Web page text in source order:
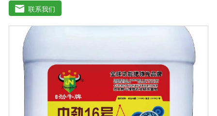
放大量养分，增强土壤肥力，能激活土壤养分，使土壤中
氮磷钾、中微量元素利用率达到大化，土壤肥力大幅度提
高。【中劲6号微生物菌剂产品功能】 以菌克菌，有益菌
群有效的抑制病原菌的生长，有效缓解根腐、黄化、枯
萎、烂根、根肿、早衰等现象，防止其它土传病害及重茬
的发生。 1、改善土壤养分微生物菌剂能够增强土壤团粒
结构，疏松土壤，提高土壤通透性和保水保肥能力，增加
土壤有机质，调节土壤PH值，活化土壤中的潜在养分，改
善土壤中养分的供应情况，有效解决因连工连作，重茬等
原因造成的减产问题。针对长期使用鸡粪造成的有机酸毒
害，烧根烧菌，病菌虫卵危害，酸碱不平衡等现状采用高
端生物技术精制而成，破除土壤板结，恢复土壤活力、保
联系我们